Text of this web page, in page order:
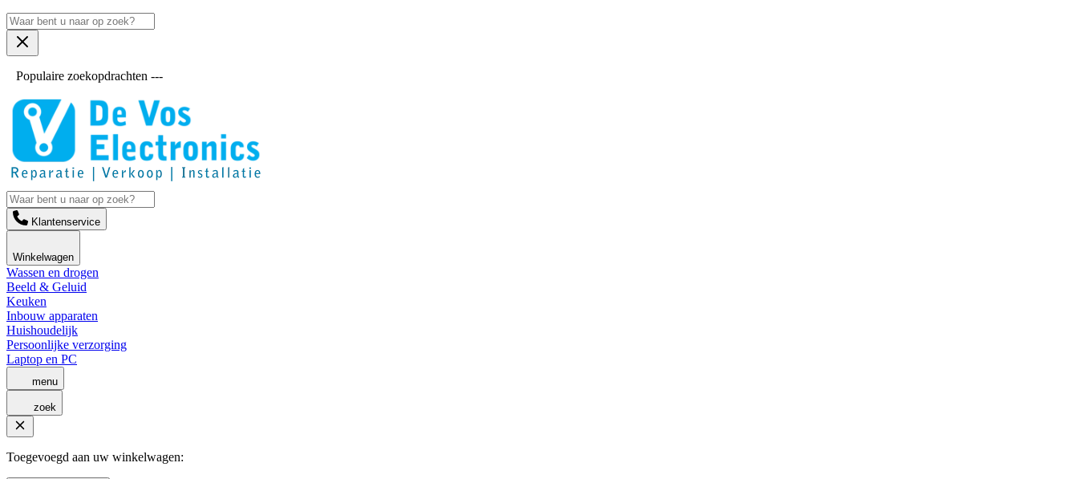
Populaire zoekopdrachten ---
Klantenservice
Winkelwagen
Wassen en drogen
Beeld & Geluid
Keuken
Inbouw apparaten
Huishoudelijk
Persoonlijke verzorging
Laptop en PC
menu
zoek
Toegevoegd aan uw winkelwagen: